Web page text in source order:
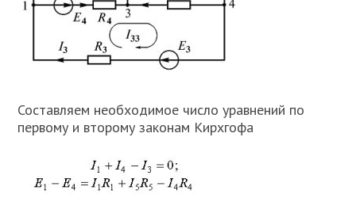
Составляем необходимое число уравнений по
первому и второму законам Кирхгофа